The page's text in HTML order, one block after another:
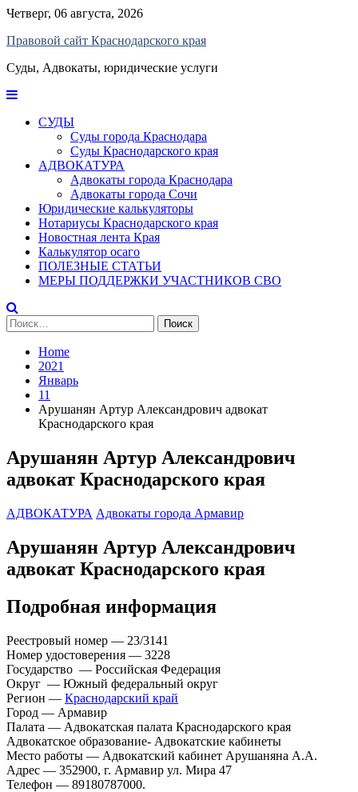
Skip
content
Четверг, 06 августа, 2026
Правовой сайт Краснодарского края
Суды, Адвокаты, юридические услуги
СУДЫ
Суды города Краснодара
Суды Краснодарского края
АДВОКАТУРА
Адвокаты города Краснодара
Адвокаты города Сочи
Юридические калькуляторы
Нотариусы Краснодарского края
Новостная лента Края
Калькулятор осаго
ПОЛЕЗНЫЕ СТАТЬИ
МЕРЫ ПОДДЕРЖКИ УЧАСТНИКОВ СВО
Найти:
Home
2021
Январь
11
Арушанян Артур Александрович адвокат
Краснодарского края
Арушанян Артур Александрович
адвокат Краснодарского края
АДВОКАТУРА Адвокаты города Армавир
Арушанян Артур Александрович
адвокат Краснодарского края
Подробная информация
Реестровый номер — 23/3141
Номер удостоверения — 3228
Государство — Российская Федерация
Округ — Южный федеральный округ
Регион — Краснодарский край
Город — Армавир
Палата — Адвокатская палата Краснодарского края
Адвокатское образование- Адвокатские кабинеты
Место работы — Адвокатский кабинет Арушаняна А.А.
Адрес — 352900, г. Армавир ул. Мира 47
Телефон — 89180787000.